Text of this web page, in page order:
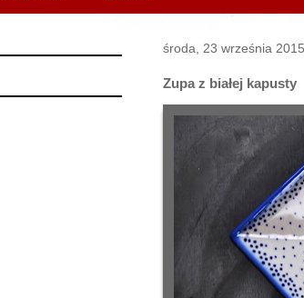
środa, 23 września 2015
Zupa z białej kapusty